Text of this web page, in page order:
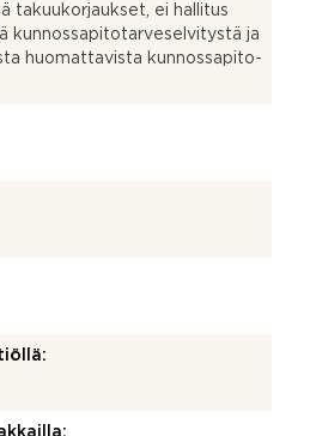
takuukorjaukset, ei hallitus
kunnossapitotarveselvitystä ja
huomattavista kunnossapito-